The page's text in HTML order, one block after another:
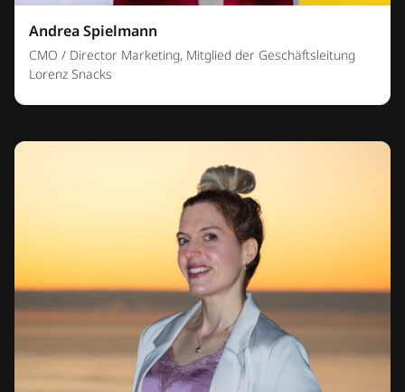
Andrea Spielmann
CMO / Director Marketing, Mitglied der Geschäftsleitung
Lorenz Snacks